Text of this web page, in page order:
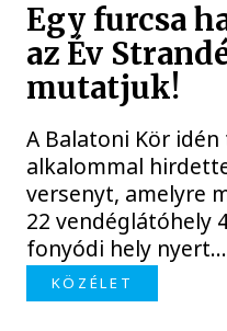
Egy furcsa
az Év
mutatjuk!
A Balatoni Kör
alkalommal
versenyt, amelyre
22 vendéglátóhely
fonyódi hely nyert...
KÖZÉLET